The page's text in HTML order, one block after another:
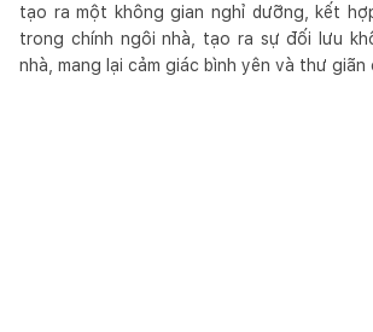
tạo ra một không gian nghỉ dưỡng, kết
trong chính ngôi nhà, tạo ra sự đối lưu
nhà, mang lại cảm giác bình yên và thư giãn